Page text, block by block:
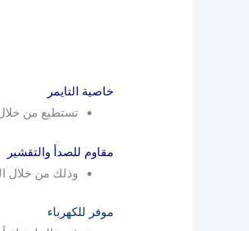
خاصية التايمر
تستطيع من
مقاوم للصدأ والتقشير
وذلك من خلال
موفر للكهرباء